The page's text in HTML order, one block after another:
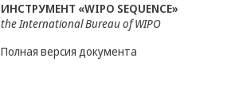
ИНСТРУМЕНТ «WIPO SEQUENCE»
the International Bureau of WIPO
Полная версия документа